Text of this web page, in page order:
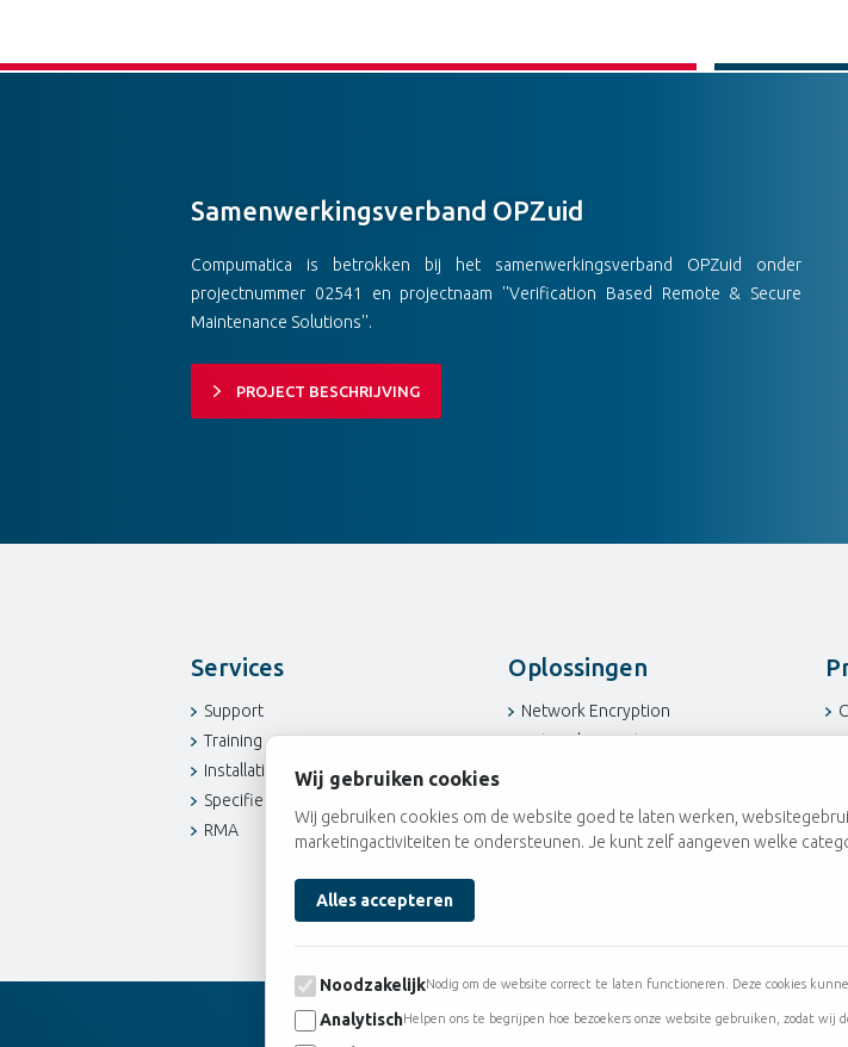
Samenwerkingsverband OPZuid
Compumatica is betrokken bij het samenwerkingsverband OPZuid onder
projectnummer 02541 en projectnaam ''Verification Based Remote & Secure
Maintenance Solutions''.
PROJECT BESCHRIJVING
Services
Support
Training
Installatie bij de klant
Specifieke ontwikkeling
RMA
Oplossingen
Network Encryption
Network Security
Uw data beter laten beveiligen?
Wij gebruiken cookies
Wij gebruiken cookies om de website goed te laten werken,
marketingactiviteiten te ondersteunen. Je kunt zelf aangeven welke
NoodzakelijkNodig om de website correct te laten functioneren. Deze cookies
AnalytischHelpen ons te begrijpen hoe bezoekers onze website gebruiken, zodat wij